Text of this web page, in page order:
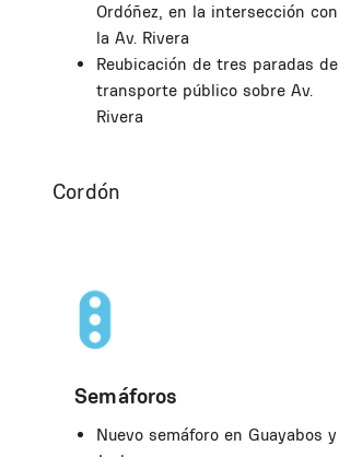
Ordóñez, en la intersección con
la Av. Rivera
Reubicación de tres paradas de
transporte público sobre Av.
Rivera
Cordón
Semáforos
Nuevo semáforo en Guayabos y